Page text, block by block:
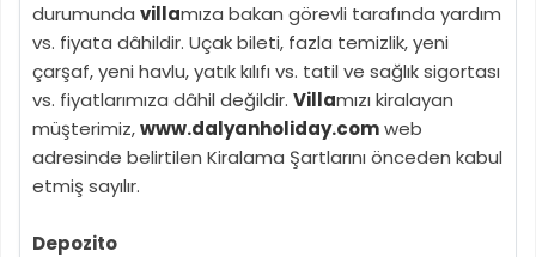
durumunda villamıza bakan görevli tarafında yardım
vs. fiyata dâhildir. Uçak bileti, fazla temizlik, yeni
çarşaf, yeni havlu, yatık kılıfı vs. tatil ve sağlık sigortası
vs. fiyatlarımıza dâhil değildir. Villamızı kiralayan
müşterimiz,www.dalyanholiday.comweb
adresinde belirtilen Kiralama Şartlarını önceden kabul
etmiş sayılır.
Depozito